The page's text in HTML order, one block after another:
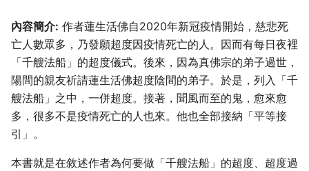
內容簡介: 作者蓮生活佛自2020年新冠疫情開始，慈悲死
亡人數眾多，乃發願超度因疫情死亡的人。因而有每日夜裡
「千艘法船」的超度儀式。後來，因為真佛宗的弟子過世，
陽間的親友祈請蓮生活佛超度陰間的弟子。於是，列入「千
艘法船」之中，一併超度。接著，聞風而至的鬼，愈來愈
多，很多不是疫情死亡的人也來。他也全部接納「平等接
引」。
本書就是在敘述作者為何要做「千艘法船」的超度、超度過